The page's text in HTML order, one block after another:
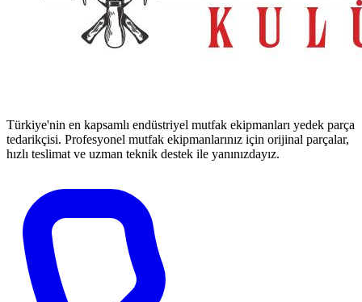
Türkiye'nin en kapsamlı endüstriyel mutfak ekipmanları yedek parça
tedarikçisi. Profesyonel mutfak ekipmanlarınız için orijinal parçalar,
hızlı teslimat ve uzman teknik destek ile yanınızdayız.